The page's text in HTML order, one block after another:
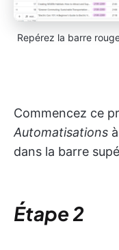
Repérez la barre
Commencez ce
Automatisations
dans la barre
Étape 2